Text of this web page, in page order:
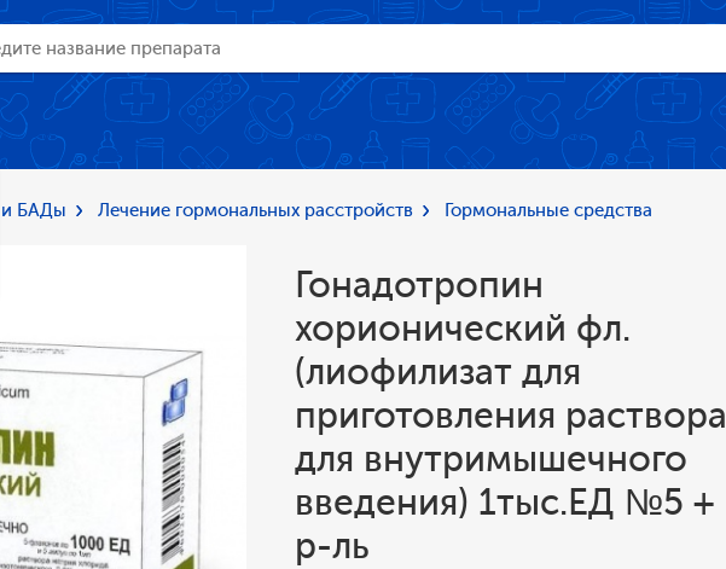
и БАДы Лечение гормональных расстройств Гормональные средства
Гонадотропин
хорионический фл.
(лиофилизат для
приготовления раствора
для внутримышечного
введения) 1тыс.ЕД №5 +
р-ль